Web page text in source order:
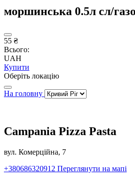
моршинська 0.5л сл/
55 ₴
Всього:
UAH
Купити
Оберіть локацію
На головну
Campania Pizza Pasta
вул. Комерційна, 7
+380686320912 Переглянути на мапі